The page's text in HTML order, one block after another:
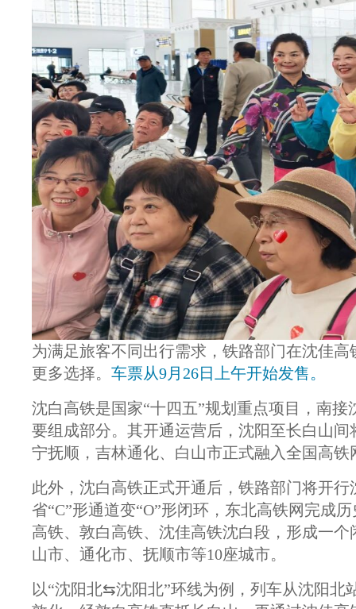
为满足旅客不同出行需求，铁路部门在沈佳
更多选择。 车票从9月26日上午开始发售。
沈白高铁是国家“十四五”规划重点项目，南
要组成部分。其开通运营后，沈阳至长白山
宁抚顺，吉林通化、白山市正式融入全国高
此外，沈白高铁正式开通后，铁路部门将开
省“C”形通道变“O”形闭环，东北高铁网完
高铁、敦白高铁、沈佳高铁沈白段，形成一
山市、通化市、抚顺市等10座城市。
以“沈阳北⇆沈阳北”环线为例，列车从沈阳